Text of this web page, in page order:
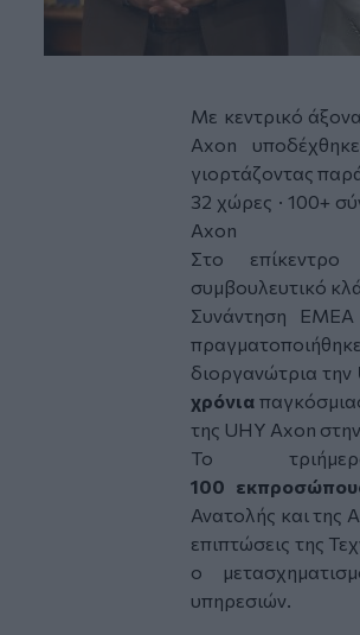
Με κεντρικό
Axon
γιορτάζοντας
32 χώρες · 100+
Axon
Στο
συμβουλευτικό
Συνάντηση
διοργανώτρια την
χρόνια
της UHY Axon
Το
100
Ανατολής και της
επιπτώσεις της
ο
υπηρεσιών.